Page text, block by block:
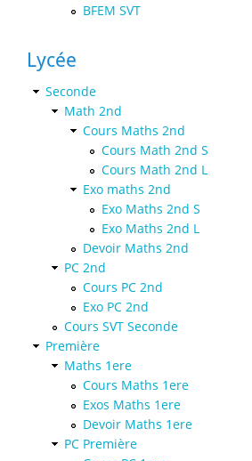
BFEM SVT
Lycée
Seconde
Math 2nd
Cours Maths 2nd
Cours Math 2nd S
Cours Math 2nd L
Exo maths 2nd
Exo Maths 2nd S
Exo Maths 2nd L
Devoir Maths 2nd
PC 2nd
Cours PC 2nd
Exo PC 2nd
Cours SVT Seconde
Première
Maths 1ere
Cours Maths 1ere
Exos Maths 1ere
Devoir Maths 1ere
PC Première